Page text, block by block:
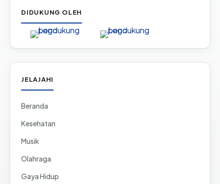
DIDUKUNG OLEH
JELAJAHI
Beranda
Kesehatan
Musik
Olahraga
Gaya Hidup